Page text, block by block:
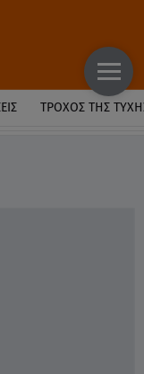
ΤΡΟΧΌΣ ΤΗΣ